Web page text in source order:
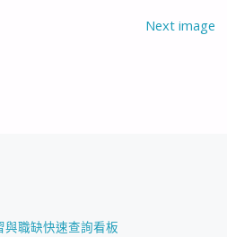
Next image
職缺快速查詢看板